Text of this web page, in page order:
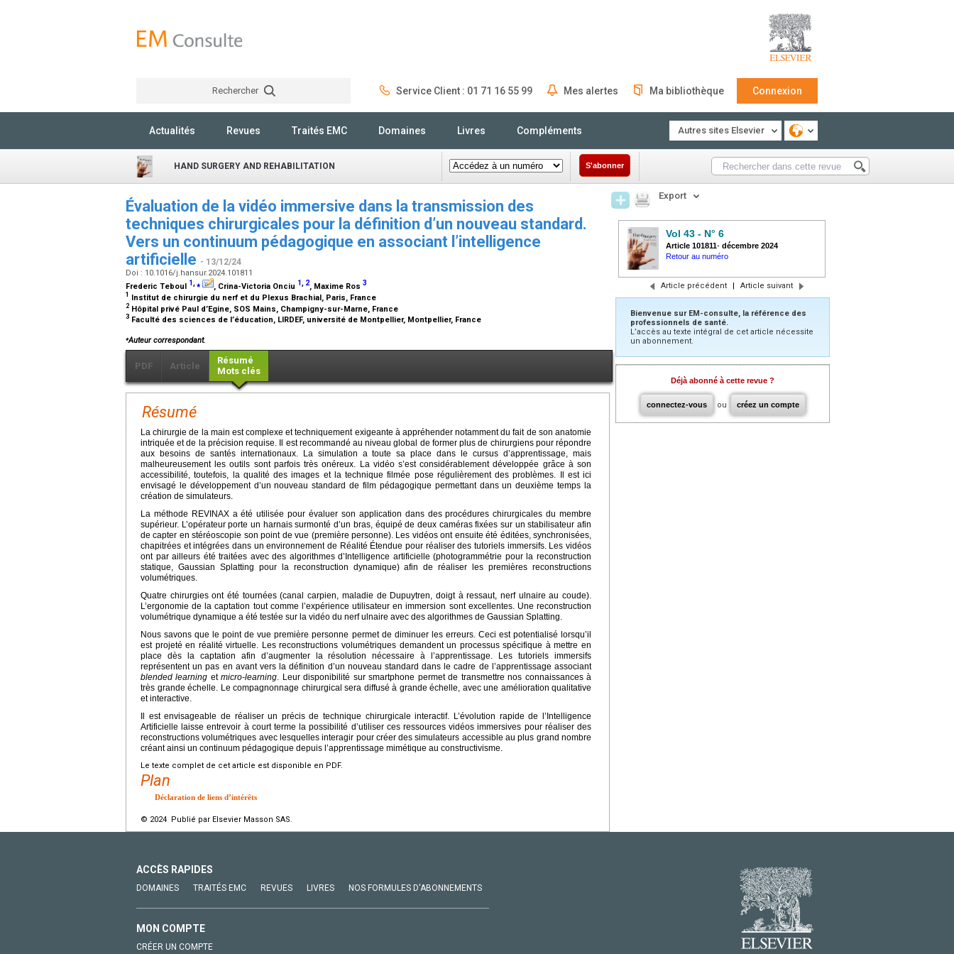
Rechercher Service Client : 01 71 16 55 99 Mes alertes Ma bibliothèque Connexion
Actualités Revues Traités EMC Domaines Livres Compléments Autres sites Elsevier
HAND SURGERY AND REHABILITATION S'abonner
Évaluation de la vidéo immersive dans la transmission des
techniques chirurgicales pour la définition d’un nouveau standard.
Vers un continuum pédagogique en associant l’intelligence
artificielle - 13/12/24
Doi : 10.1016/j.hansur.2024.101811
Frederic Teboul 1,⁎ , Crina-Victoria Onciu 1, 2, Maxime Ros 3
1 Institut de chirurgie du nerf et du Plexus Brachial, Paris, France
2 Hôpital privé Paul d’Egine, SOS Mains, Champigny-sur-Marne, France
3 Faculté des sciences de l’éducation, LIRDEF, université de Montpellier, Montpellier, France
⁎Auteur correspondant.
PDF Article
Résumé
Mots clés
Résumé
La chirurgie de la main est complexe et techniquement exigeante à appréhender notamment du fait de son anatomie
intriquée et de la précision requise. Il est recommandé au niveau global de former plus de chirurgiens pour répondre
aux besoins de santés internationaux. La simulation a toute sa place dans le cursus d’apprentissage, mais
malheureusement les outils sont parfois très onéreux. La vidéo s’est considérablement développée grâce à son
accessibilité, toutefois, la qualité des images et la technique filmée pose régulièrement des problèmes. Il est ici
envisagé le développement d’un nouveau standard de film pédagogique permettant dans un deuxième temps la
création de simulateurs.
La méthode REVINAX a été utilisée pour évaluer son application dans des procédures chirurgicales du membre
supérieur. L’opérateur porte un harnais surmonté d’un bras, équipé de deux caméras fixées sur un stabilisateur afin
de capter en stéréoscopie son point de vue (première personne). Les vidéos ont ensuite été éditées, synchronisées,
chapitrées et intégrées dans un environnement de Réalité Étendue pour réaliser des tutoriels immersifs. Les vidéos
ont par ailleurs été traitées avec des algorithmes d’Intelligence artificielle (photogrammétrie pour la reconstruction
statique, Gaussian Splatting pour la reconstruction dynamique) afin de réaliser les premières reconstructions
volumétriques.
Quatre chirurgies ont été tournées (canal carpien, maladie de Dupuytren, doigt à ressaut, nerf ulnaire au coude).
L’ergonomie de la captation tout comme l’expérience utilisateur en immersion sont excellentes. Une reconstruction
volumétrique dynamique a été testée sur la vidéo du nerf ulnaire avec des algorithmes de Gaussian Splatting.
Nous savons que le point de vue première personne permet de diminuer les erreurs. Ceci est potentialisé lorsqu’il
est projeté en réalité virtuelle. Les reconstructions volumétriques demandent un processus spécifique à mettre en
place dès la captation afin d’augmenter la résolution nécessaire à l’apprentissage. Les tutoriels immersifs
représentent un pas en avant vers la définition d’un nouveau standard dans le cadre de l’apprentissage associant
blended learning etmicro-learning . Leur disponibilité sur smartphone permet de transmettre nos connaissances à
très grande échelle. Le compagnonnage chirurgical sera diffusé à grande échelle, avec une amélioration qualitative
et interactive.
Il est envisageable de réaliser un précis de technique chirurgicale interactif. L’évolution rapide de l’Intelligence
Artificielle laisse entrevoir à court terme la possibilité d’utiliser ces ressources vidéos immersives pour réaliser des
reconstructions volumétriques avec lesquelles interagir pour créer des simulateurs accessible au plus grand nombre
créant ainsi un continuum pédagogique depuis l’apprentissage mimétique au constructivisme.
Le texte complet de cet article est disponible en PDF.
Plan
Déclaration de liens d’intérêts
© 2024 Publié par Elsevier Masson SAS.
Export
Vol 43 - N° 6
Article 101811- décembre 2024
Retour au numéro
Article précédent | Article suivant
Bienvenue sur EM-consulte, la référence des
professionnels de santé.
L’accès au texte intégral de cet article nécessite
un abonnement.
Déjà abonné à cette revue ?
connectez-vous ou créez un compte
ACCÈS RAPIDES
DOMAINES TRAITÉS EMC REVUES LIVRES NOS FORMULES D'ABONNEMENTS
MON COMPTE
CRÉER UN COMPTE